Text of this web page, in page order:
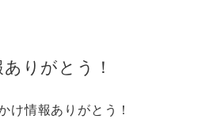
りがとう！
け情報ありがとう！